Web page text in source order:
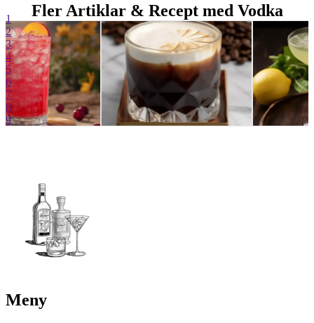
Fler Artiklar & Recept med Vodka
1
2
3
4
5
6
7
8
9
Meny